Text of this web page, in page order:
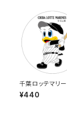
千葉ロッテマリ
テッカー8
¥440